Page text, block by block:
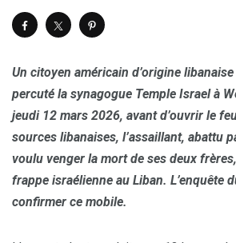
Un citoyen américain d’origine
percuté la synagogue Temple Israel à
jeudi 12 mars 2026, avant d’ouvrir le
sources libanaises, l’assaillant, abattu
voulu venger la mort de ses deux
frappe israélienne au Liban. L’enquête
confirmer ce mobile.